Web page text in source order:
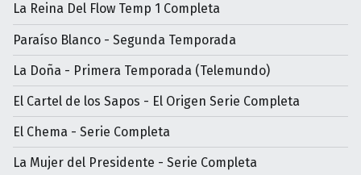
La Reina Del Flow Temp 1 Completa
Paraíso Blanco - Segunda Temporada
La Doña - Primera Temporada (Telemundo)
El Cartel de los Sapos - El Origen Serie Completa
El Chema - Serie Completa
La Mujer del Presidente - Serie Completa